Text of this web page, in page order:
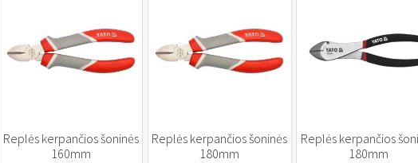
Replės kerpančios šoninės
160mm
Replės kerpančios šoninės
180mm
Replės kerpančios
180mm